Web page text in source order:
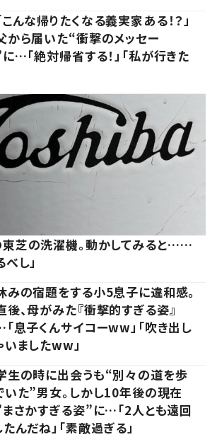
こんな帰りたくなる義実家ある！？」
から届いた“衝撃のメッセー
…「絶対帰省する！」「私が行きた
芝の洗濯機。動かしてみると……
べし」
みの宿題をする小5息子に違和感。
、母がみた『衝撃的すぎる姿』
息子くんサイコーww」「吹き出し
いましたww」
生の時に出会うも“別々の道を歩
いた”男女。しかし10年後の現在
さかすぎる姿”に…「2人とも遠回
たんだね」「素敵過ぎる」